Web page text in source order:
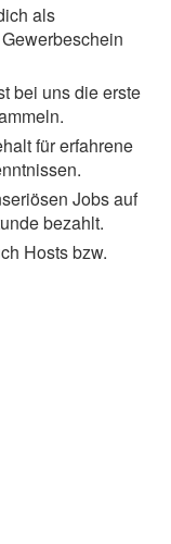
als
bei uns die erste
für erfahrene
Jobs auf
bezahlt.
Hosts bzw.